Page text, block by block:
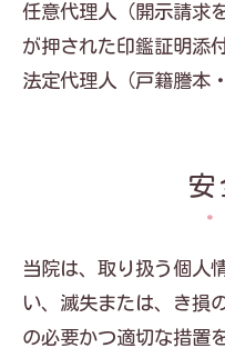
任意代理人（開示請求
が押された印鑑証明添
法定代理人（戸籍謄本
安
当院は、取り扱う個人
い、滅失または、き損
の必要かつ適切な措置